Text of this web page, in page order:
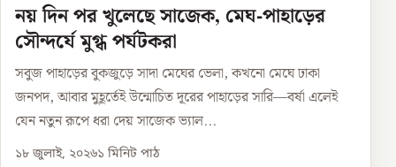
নয় দিন পর খুলেছে সাজেক, মেঘ-পাহাড়ের
সৌন্দর্যে মুগ্ধ পর্যটকরা
সবুজ পাহাড়ের বুকজুড়ে সাদা মেঘের ভেলা, কখনো মেঘে ঢাকা
জনপদ, আবার মুহূর্তেই উন্মোচিত দূরের পাহাড়ের সারি—বর্ষা এলেই
যেন নতুন রূপে ধরা দেয় সাজেক ভ্যাল...
১৮ জুলাই, ২০২৬১ মিনিট পাঠ